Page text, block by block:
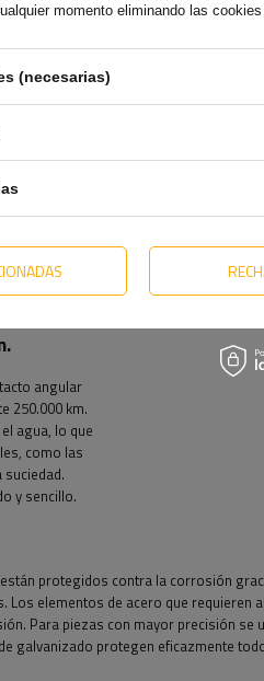
con aletas de enfriamiento que
Además, los ejes y mecanismos de
de freno después de desenroscar los
cambiar la posición de salida del
la funcionalidad del sistema.
angular
250.000 km.
agua, lo que
como las
y sencillo.
protegidos contra la corrosión
elementos de acero que requieren
Para piezas con mayor precisión se
galvanizado protegen eficazmente
momento eliminando las
(necesarias)